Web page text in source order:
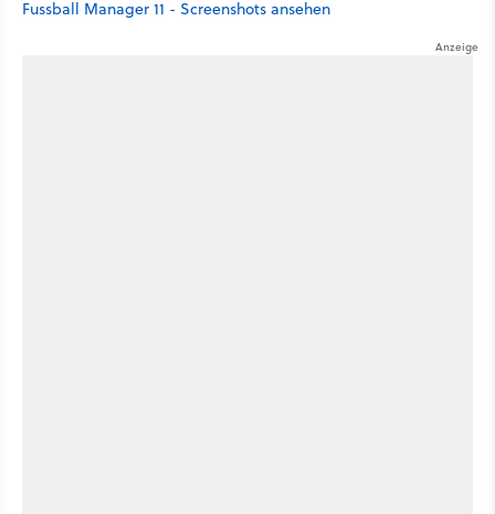
Fussball Manager 11 - Screenshots ansehen